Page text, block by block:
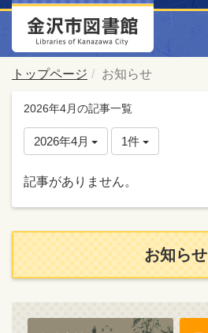
トップページ お知らせ
2026年4月の記事一覧
2026年4月 1件
記事がありません。
お知らせ